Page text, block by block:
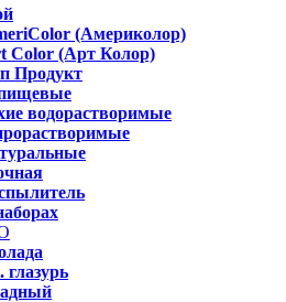
(Америколор)
Color (Арт Колор)
Продукт
водорастворимые